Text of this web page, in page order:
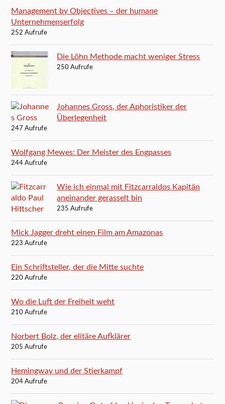
Management by Objectives – der humane
Unternehmenserfolg
252 Aufrufe
Die Löhn Methode macht weniger Stress
250 Aufrufe
Johannes Gross, der Aphoristiker der
Überlegenheit
247 Aufrufe
Wolfgang Mewes: Der Meister des Engpasses
244 Aufrufe
Wie ich einmal mit Fitzcarraldos Kapitän
aneinander gerasselt bin
235 Aufrufe
Mick Jagger dreht einen Film am Amazonas
223 Aufrufe
Ein Schriftsteller, der die Mitte suchte
220 Aufrufe
Wo die Luft der Freiheit weht
210 Aufrufe
Norbert Bolz, der elitäre Aufklärer
205 Aufrufe
Hemingway und der Stierkampf
204 Aufrufe